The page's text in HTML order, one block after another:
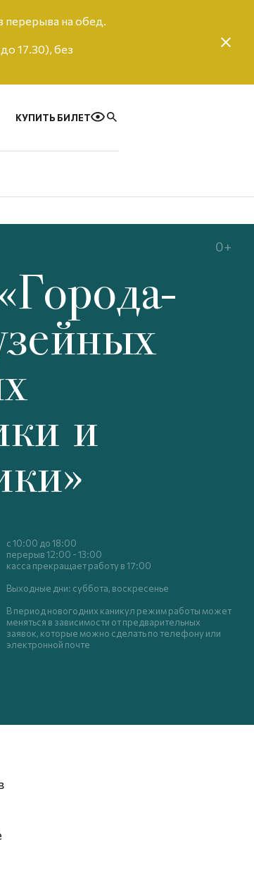
перерыва на обед.
17.30), без
КУПИТЬ БИЛЕТ
0+
и
с 10:00 до 18:00
перерыв 12:00 - 13:00
касса прекращает работу в 17:00
Выходные дни: суббота, воскресенье
В период новогодних каникул режим работы может
меняться в зависимости от предварительных
заявок, которые можно сделать по телефону или
электронной почте